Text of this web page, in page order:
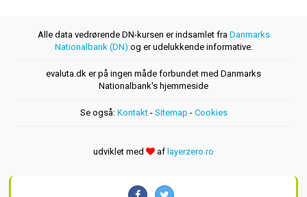
Alle data vedrørende DN-kursen er indsamlet fra Danmarks
Nationalbank (DN) og er udelukkende informative.
evaluta.dk er på ingen måde forbundet med Danmarks
Nationalbank's hjemmeside
Se også: Kontakt- Sitemap - Cookies
udviklet med af layerzero.ro